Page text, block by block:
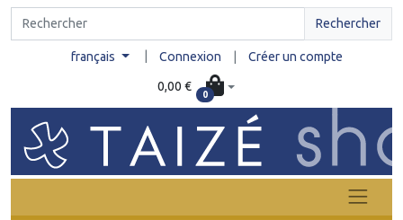
Rechercher
français Connexion Créer un compte
0,00 €
0